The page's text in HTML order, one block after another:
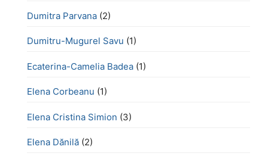
Dumitra Parvana (2)
Dumitru-Mugurel Savu (1)
Ecaterina-Camelia Badea (1)
Elena Corbeanu (1)
Elena Cristina Simion (3)
Elena Dănilă (2)